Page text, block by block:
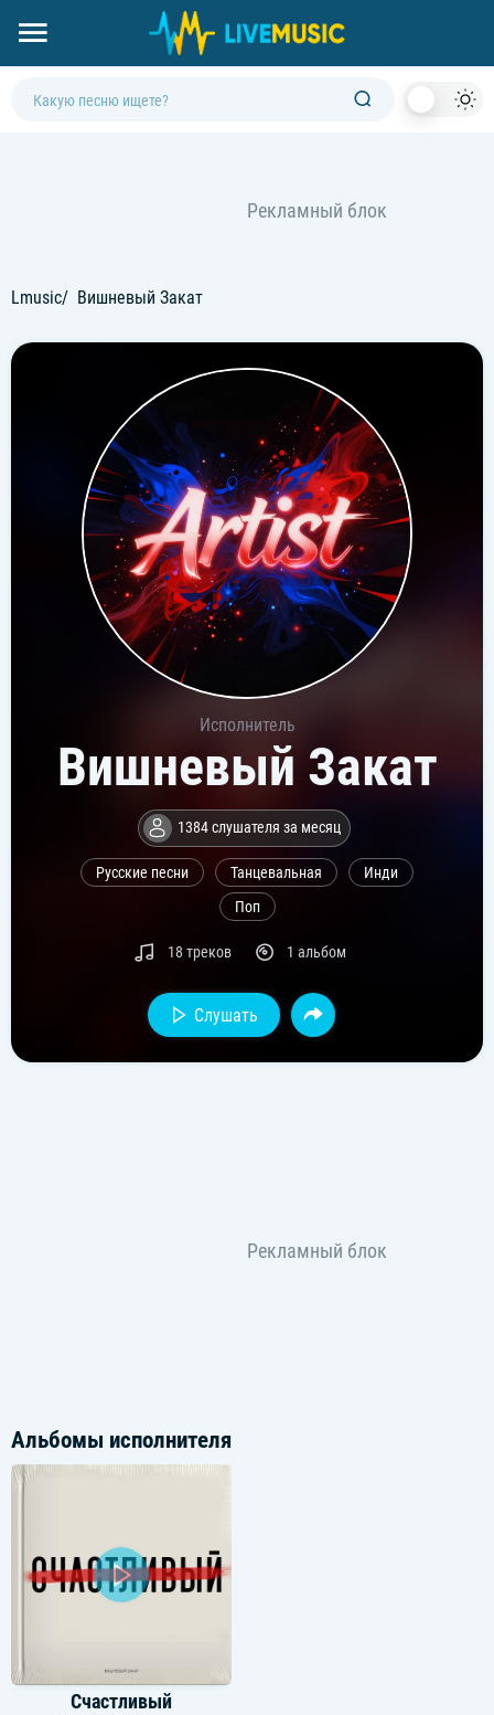
Lmusic Вишневый Закат
Исполнитель
Вишневый Закат
1384 слушателя за месяц
Русские песни Танцевальная
Инди
Поп
18 треков 1 альбом
Слушать
Альбомы исполнителя
Счастливый